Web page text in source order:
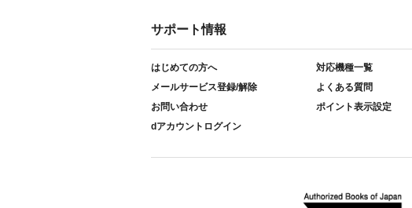
サポート情報
はじめての方へ
対応機種一覧
メールサービス登録/解除
よくある質問
お問い合わせ
ポイント表示設定
dアカウントログイン